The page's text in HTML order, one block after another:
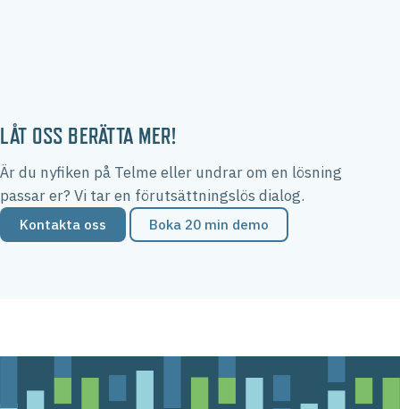
LÅT OSS BERÄTTA MER!
Är du nyfiken på Telme eller undrar om en lösning
passar er? Vi tar en förutsättningslös dialog.
Kontakta oss Boka 20 min demo